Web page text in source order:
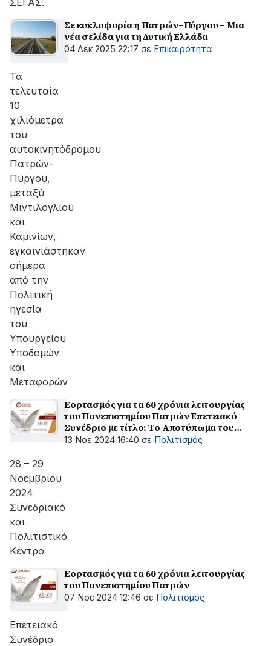
ΣΕΓΑΣ.
Σε κυκλοφορία η Πατρών–Πύργου – Μια
νέα σελίδα για τη Δυτική Ελλάδα
04 Δεκ 2025 22:17 σε Επικαιρότητα
Τα
τελευταία
10
χιλιόμετρα
του
αυτοκινητόδρομου
Πατρών-
Πύργου,
μεταξύ
Μιντιλογλίου
και
Καμινίων,
εγκαινιάστηκαν
σήμερα
από την
Πολιτική
ηγεσία
του
Υπουργείου
Υποδομών
και
Μεταφορών
Εορτασμός για τα 60 χρόνια λειτουργίας
του Πανεπιστημίου Πατρών Επετειακό
Συνέδριο με τίτλο: Το Αποτύπωμα του
Πανεπιστημίου Πατρών στην Πόλη, στην
13 Νοε 2024 16:40 σε Πολιτισμός
28 – 29
Νοεμβρίου
2024
Συνεδριακό
και
Πολιτιστικό
Κέντρο
Εορτασμός για τα 60 χρόνια λειτουργίας
του Πανεπιστημίου Πατρών
07 Νοε 2024 12:46 σε Πολιτισμός
Επετειακό
Συνέδριο